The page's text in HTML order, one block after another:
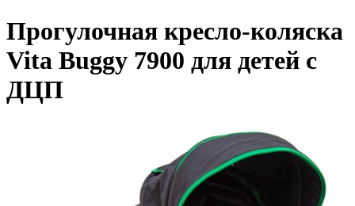
Прогулочная кресло-коляска
Vita Buggy 7900 для детей с
ДЦП